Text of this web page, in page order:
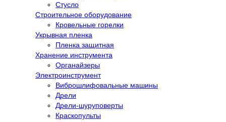
Стусло
Строительное оборудование
Кровельные горелки
Укрывная пленка
Пленка защитная
Хранение инструмента
Органайзеры
Электроинструмент
Виброшлифовальные машины
Дрели
Дрели-шуруповерты
Краскопульты